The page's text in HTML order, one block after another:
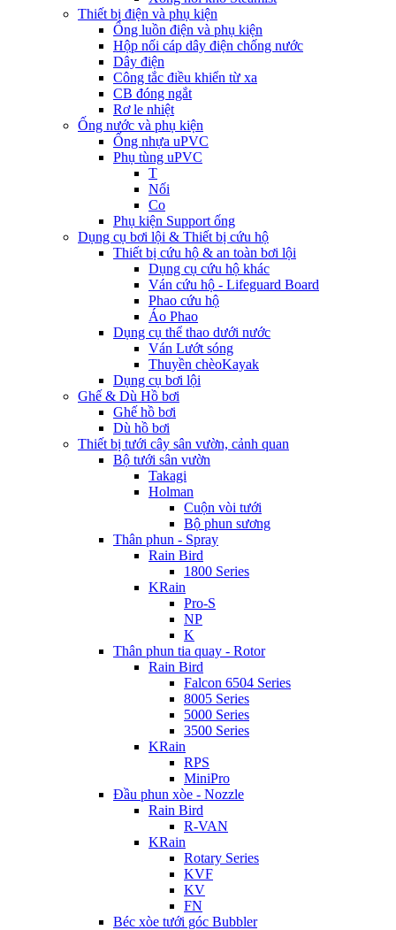
Thiết bị điện và phụ kiện
Ống luồn điện và phụ kiện
Hộp nối cáp dây điện chống nước
Dây điện
Công tắc điều khiển từ xa
CB đóng ngắt
Rơ le nhiệt
Ống nước và phụ kiện
Ống nhựa uPVC
Phụ tùng uPVC
T
Nối
Co
Phụ kiện Support ống
Dụng cụ bơi lội & Thiết bị cứu hộ
Thiết bị cứu hộ & an toàn bơi lội
Dụng cụ cứu hộ khác
Ván cứu hộ - Lifeguard Board
Phao cứu hộ
Áo Phao
Dụng cụ thể thao dưới nước
Ván Lướt sóng
Thuyền chèoKayak
Dụng cụ bơi lội
Ghế & Dù Hồ bơi
Ghế hồ bơi
Dù hồ bơi
Thiết bị tưới cây sân vườn, cảnh quan
Bộ tưới sân vườn
Takagi
Holman
Cuộn vòi tưới
Bộ phun sương
Thân phun - Spray
Rain Bird
1800 Series
KRain
Pro-S
NP
K
Thân phun tia quay - Rotor
Rain Bird
Falcon 6504 Series
8005 Series
5000 Series
3500 Series
KRain
RPS
MiniPro
Đầu phun xòe - Nozzle
Rain Bird
R-VAN
KRain
Rotary Series
KVF
KV
FN
Béc xòe tưới góc Bubbler